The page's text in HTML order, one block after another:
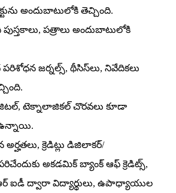
అందుబాటులోకి తెచ్చింది.
పత్రాలు అందుబాటులోకి
జర్నల్స్‌, థీసిస్‌లు, నివేదికలు
టెక్నాలాజికల్‌ చొరవలు కూడా
ఉన్నాయి.
అర్హతలు, క్రెడిట్లు డిజిలాకర్‌/
అకడమిక్‌ బ్యాంక్‌ ఆఫ్‌ క్రెడిట్స్‌,
ఐడీ ద్వారా విద్యార్థులు, ఉపాధ్యాయుల